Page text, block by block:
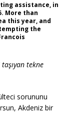
assistance, in
More than
this year, and
the
taşıyan tekne
sorununu
Akdeniz bir